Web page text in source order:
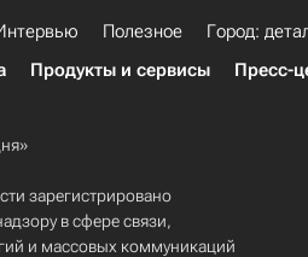
Полезное
Город:
Продукты и сервисы Пресс-
зарегистрировано
в сфере связи,
и массовых коммуникаций